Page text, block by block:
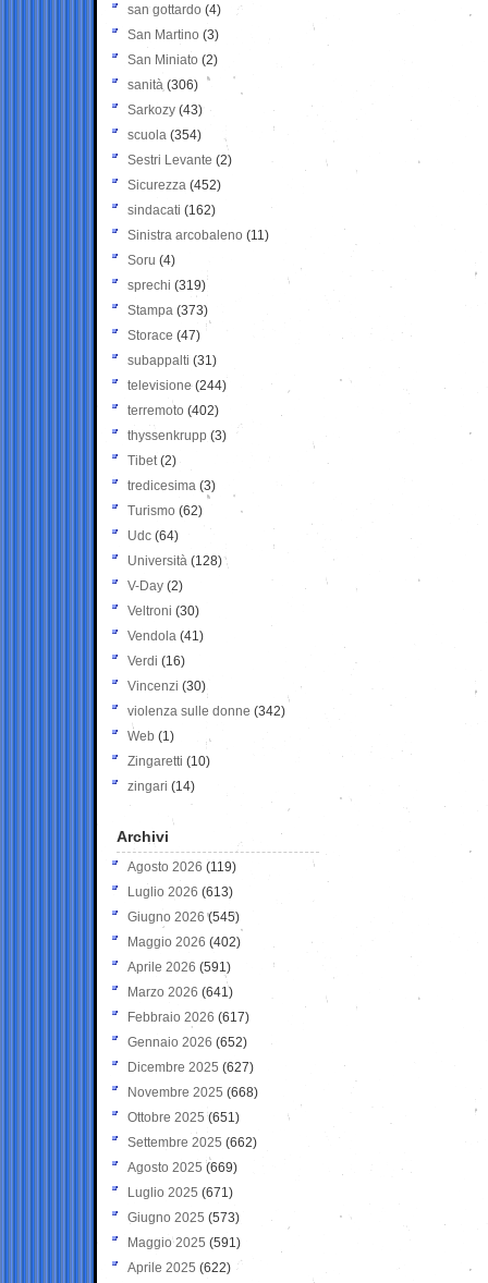
san gottardo (4)
San Martino (3)
San Miniato (2)
sanità (306)
Sarkozy (43)
scuola (354)
Sestri Levante (2)
Sicurezza (452)
sindacati (162)
Sinistra arcobaleno (11)
Soru (4)
sprechi (319)
Stampa (373)
Storace (47)
subappalti (31)
televisione(244)
terremoto (402)
thyssenkrupp (3)
Tibet(2)
tredicesima (3)
Turismo (62)
Udc (64)
Università (128)
V-Day (2)
Veltroni (30)
Vendola (41)
Verdi (16)
Vincenzi (30)
violenza sulle donne (342)
Web (1)
Zingaretti (10)
zingari (14)
Archivi
Agosto 2026 (119)
Luglio 2026 (613)
Giugno 2026 (545)
Maggio 2026 (402)
Aprile 2026 (591)
Marzo 2026 (641)
Febbraio 2026 (617)
Gennaio 2026 (652)
Dicembre 2025 (627)
Novembre 2025 (668)
Ottobre 2025 (651)
Settembre 2025 (662)
Agosto 2025 (669)
Luglio 2025 (671)
Giugno 2025 (573)
Maggio 2025 (591)
Aprile 2025 (622)